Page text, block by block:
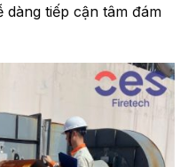
tiếp cận tâm đám